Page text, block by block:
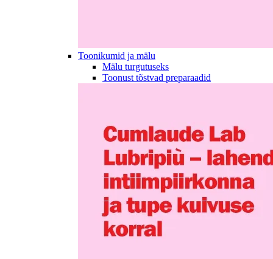
Toonikumid ja mälu
Mälu turgutuseks
Toonust tõstvad preparaadid